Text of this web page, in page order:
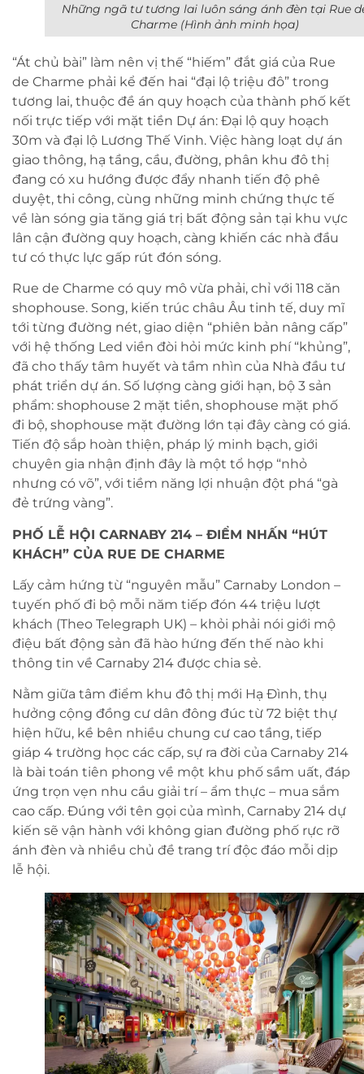
Những ngã tư tương lai luôn sáng ánh đèn tại Rue
Charme (Hình ảnh minh họa)
“Át chủ bài” làm nên vị thế “hiếm” đắt giá của Rue
de Charme phải kể đến hai “đại lộ triệu đô” trong
tương lai, thuộc đề án quy hoạch của thành phố kết
nối trực tiếp với mặt tiền Dự án: Đại lộ quy hoạch
30m và đại lộ Lương Thế Vinh. Việc hàng loạt dự án
giao thông, hạ tầng, cầu, đường, phân khu đô thị
đang có xu hướng được đẩy nhanh tiến độ phê
duyệt, thi công, cùng những minh chứng thực tế
về làn sóng gia tăng giá trị bất động sản tại khu vực
lân cận đường quy hoạch, càng khiến các nhà đầu
tư có thực lực gấp rút đón sóng.
Rue de Charme có quy mô vừa phải, chỉ với 118 căn
shophouse. Song, kiến trúc châu Âu tinh tế, duy mĩ
tới từng đường nét, giao diện “phiên bản nâng cấp”
với hệ thống Led viền đòi hỏi mức kinh phí “khủng”,
đã cho thấy tâm huyết và tầm nhìn của Nhà đầu tư
phát triển dự án. Số lượng càng giới hạn, bộ 3 sản
phẩm: shophouse 2 mặt tiền, shophouse mặt phố
đi bộ, shophouse mặt đường lớn tại đây càng có giá.
Tiến độ sắp hoàn thiện, pháp lý minh bạch, giới
chuyên gia nhận định đây là một tổ hợp “nhỏ
nhưng có võ”, với tiềm năng lợi nhuận đột phá “gà
đẻ trứng vàng”.
PHỐ LỄ HỘI CARNABY 214 – ĐIỂM NHẤN “HÚT
KHÁCH” CỦA RUE DE CHARME
Lấy cảm hứng từ “nguyên mẫu” Carnaby London –
tuyến phố đi bộ mỗi năm tiếp đón 44 triệu lượt
khách (Theo Telegraph UK) – khỏi phải nói giới mộ
điệu bất động sản đã hào hứng đến thế nào khi
thông tin về Carnaby 214 được chia sẻ.
Nằm giữa tâm điểm khu đô thị mới Hạ Đình, thụ
hưởng cộng đồng cư dân đông đúc từ 72 biệt thự
hiện hữu, kề bên nhiều chung cư cao tầng, tiếp
giáp 4 trường học các cấp, sự ra đời của Carnaby 214
là bài toán tiên phong về một khu phố sầm uất, đáp
ứng trọn vẹn nhu cầu giải trí – ẩm thực – mua sắm
cao cấp. Đúng với tên gọi của mình, Carnaby 214 dự
kiến sẽ vận hành với không gian đường phố rực rỡ
ánh đèn và nhiều chủ đề trang trí độc đáo mỗi dịp
lễ hội.